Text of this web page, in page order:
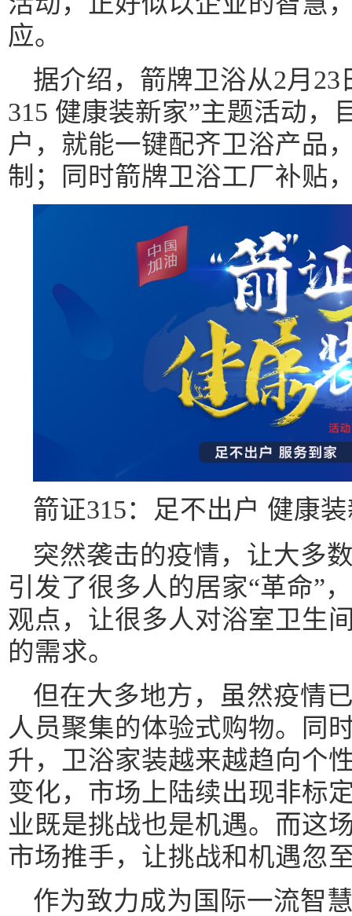
应。
据介绍，箭牌卫浴从2月23
315 健康装新家”主题活动，
户，就能一键配齐卫浴产品
制；同时箭牌卫浴工厂补贴
箭证315：足不出户 健康
突然袭击的疫情，让大多
引发了很多人的居家“革命”
观点，让很多人对浴室卫生
的需求。
但在大多地方，虽然疫情
人员聚集的体验式购物。同
升，卫浴家装越来越趋向个
变化，市场上陆续出现非标
业既是挑战也是机遇。而这
市场推手，让挑战和机遇忽
作为致力成为国际一流智